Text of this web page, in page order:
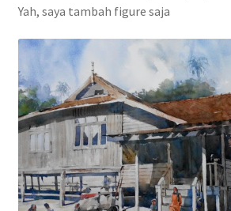
Yah, saya tambah figure saja